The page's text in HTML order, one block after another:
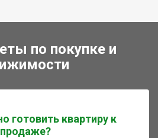
по покупке и
готовить квартиру к
продаже?